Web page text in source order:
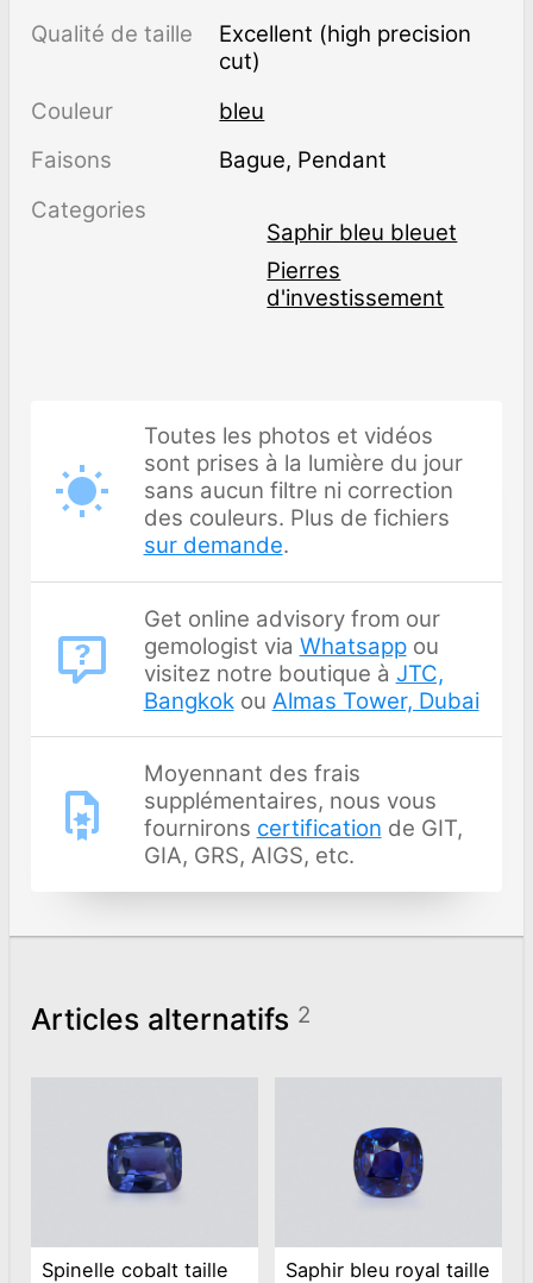
Qualité de taille
Excellent (high precision
cut)
Couleur
bleu
Faisons
Bague, Pendant
Categories
Saphir bleu bleuet
Pierres
d'investissement
Toutes les photos et vidéos
sont prises à la lumière du jour
sans aucun filtre ni correction
des couleurs. Plus de fichiers
sur demande.
Get online advisory from our
gemologist via Whatsappou
visitez notre boutique à JTC,
Bangkok ou Almas Tower, Dubai
Moyennant des frais
supplémentaires, nous vous
fournirons certification de GIT,
GIA, GRS, AIGS, etc.
Articles alternatifs 2
Spinelle cobalt taille
Saphir bleu royal taille